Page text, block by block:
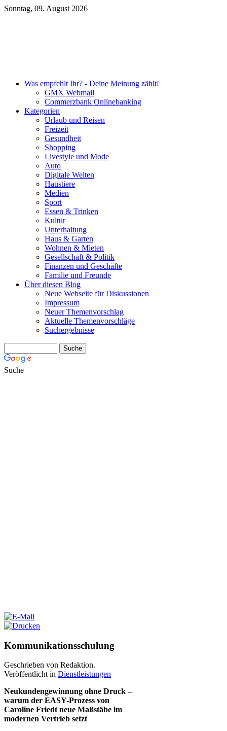
Sonntag, 09. August 2026
Was empfehlt Ihr? - Deine Meinung zählt!
GMX Webmail
Commerzbank Onlinebanking
Kategorien
Urlaub und Reisen
Freizeit
Gesundheit
Shopping
Livestyle und Mode
Auto
Digitale Welten
Haustiere
Medien
Sport
Essen & Trinken
Kultur
Unterhaltung
Haus & Garten
Wohnen & Mieten
Gesellschaft & Politik
Finanzen und Geschäfte
Familie und Freunde
Über diesen Blog
Neue Webseite für Diskussionen
Impressum
Neuer Themenvorschlag
Aktuelle Themenvorschläge
Suchergebnisse
Suche
Kommunikationsschulung
Geschrieben von Redaktion.
Veröffentlicht in Dienstleistungen
Neukundengewinnung ohne Druck –
warum der EASY-Prozess von
Caroline Friedt neue Maßstäbe im
modernen Vertrieb setzt